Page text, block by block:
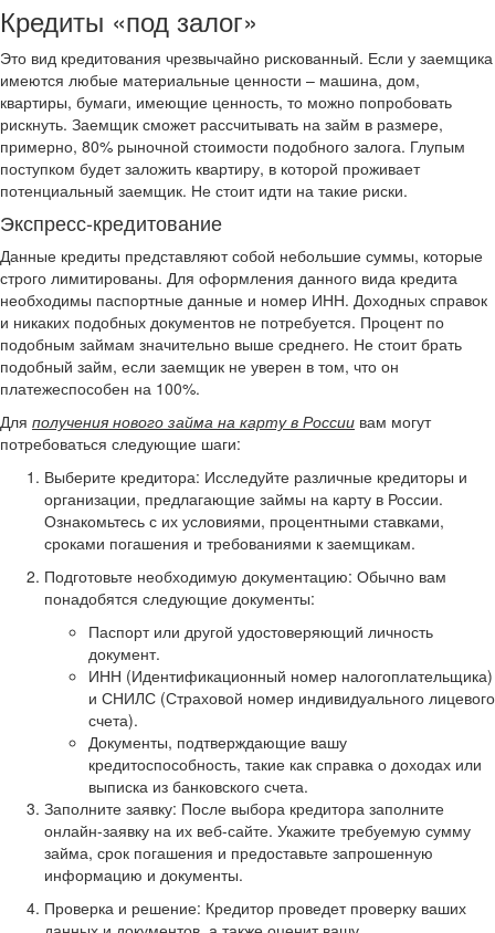
Кредиты «под залог»
Это вид кредитования чрезвычайно рискованный. Если у заемщика
имеются любые материальные ценности – машина, дом,
квартиры, бумаги, имеющие ценность, то можно попробовать
рискнуть. Заемщик сможет рассчитывать на займ в размере,
примерно, 80% рыночной стоимости подобного залога. Глупым
поступком будет заложить квартиру, в которой проживает
потенциальный заемщик. Не стоит идти на такие риски.
Экспресс-кредитование
Данные кредиты представляют собой небольшие суммы, которые
строго лимитированы. Для оформления данного вида кредита
необходимы паспортные данные и номер ИНН. Доходных справок
и никаких подобных документов не потребуется. Процент по
подобным займам значительно выше среднего. Не стоит брать
подобный займ, если заемщик не уверен в том, что он
платежеспособен на 100%.
Для получения нового займа на карту в России вам могут
потребоваться следующие шаги:
Выберите кредитора: Исследуйте различные кредиторы и
организации, предлагающие займы на карту в России.
Ознакомьтесь с их условиями, процентными ставками,
сроками погашения и требованиями к заемщикам.
Подготовьте необходимую документацию: Обычно вам
понадобятся следующие документы:
Паспорт или другой удостоверяющий личность
документ.
ИНН (Идентификационный номер налогоплательщика)
и СНИЛС (Страховой номер индивидуального лицевого
счета).
Документы, подтверждающие вашу
кредитоспособность, такие как справка о доходах или
выписка из банковского счета.
Заполните заявку: После выбора кредитора заполните
онлайн-заявку на их веб-сайте. Укажите требуемую сумму
займа, срок погашения и предоставьте запрошенную
информацию и документы.
Проверка и решение: Кредитор проведет проверку ваших